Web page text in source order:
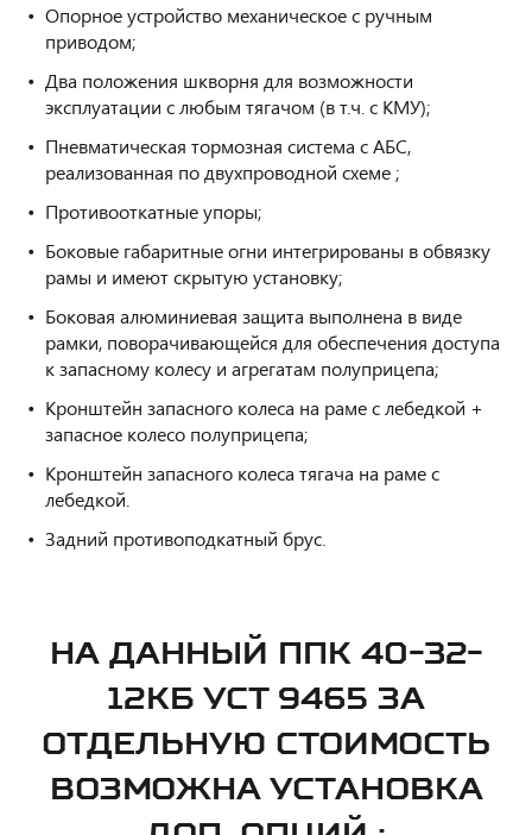
Опорное устройство механическое с ручным
приводом;
Два положения шкворня для возможности
эксплуатации с любым тягачом (в т.ч. с КМУ);
Пневматическая тормозная система с АБС,
реализованная по двухпроводной схеме ;
Противооткатные упоры;
Боковые габаритные огни интегрированы в обвязку
рамы и имеют скрытую установку;
Боковая алюминиевая защита выполнена в виде
рамки, поворачивающейся для обеспечения доступа
к запасному колесу и агрегатам полуприцепа;
Кронштейн запасного колеса на раме с лебедкой +
запасное колесо полуприцепа;
Кронштейн запасного колеса тягача на раме с
лебедкой.
Задний противоподкатный брус.
НА ДАННЫЙ ППК 40-32-
12КБ УСТ 9465 ЗА
ОТДЕЛЬНУЮ СТОИМОСТЬ
ВОЗМОЖНА УСТАНОВКА